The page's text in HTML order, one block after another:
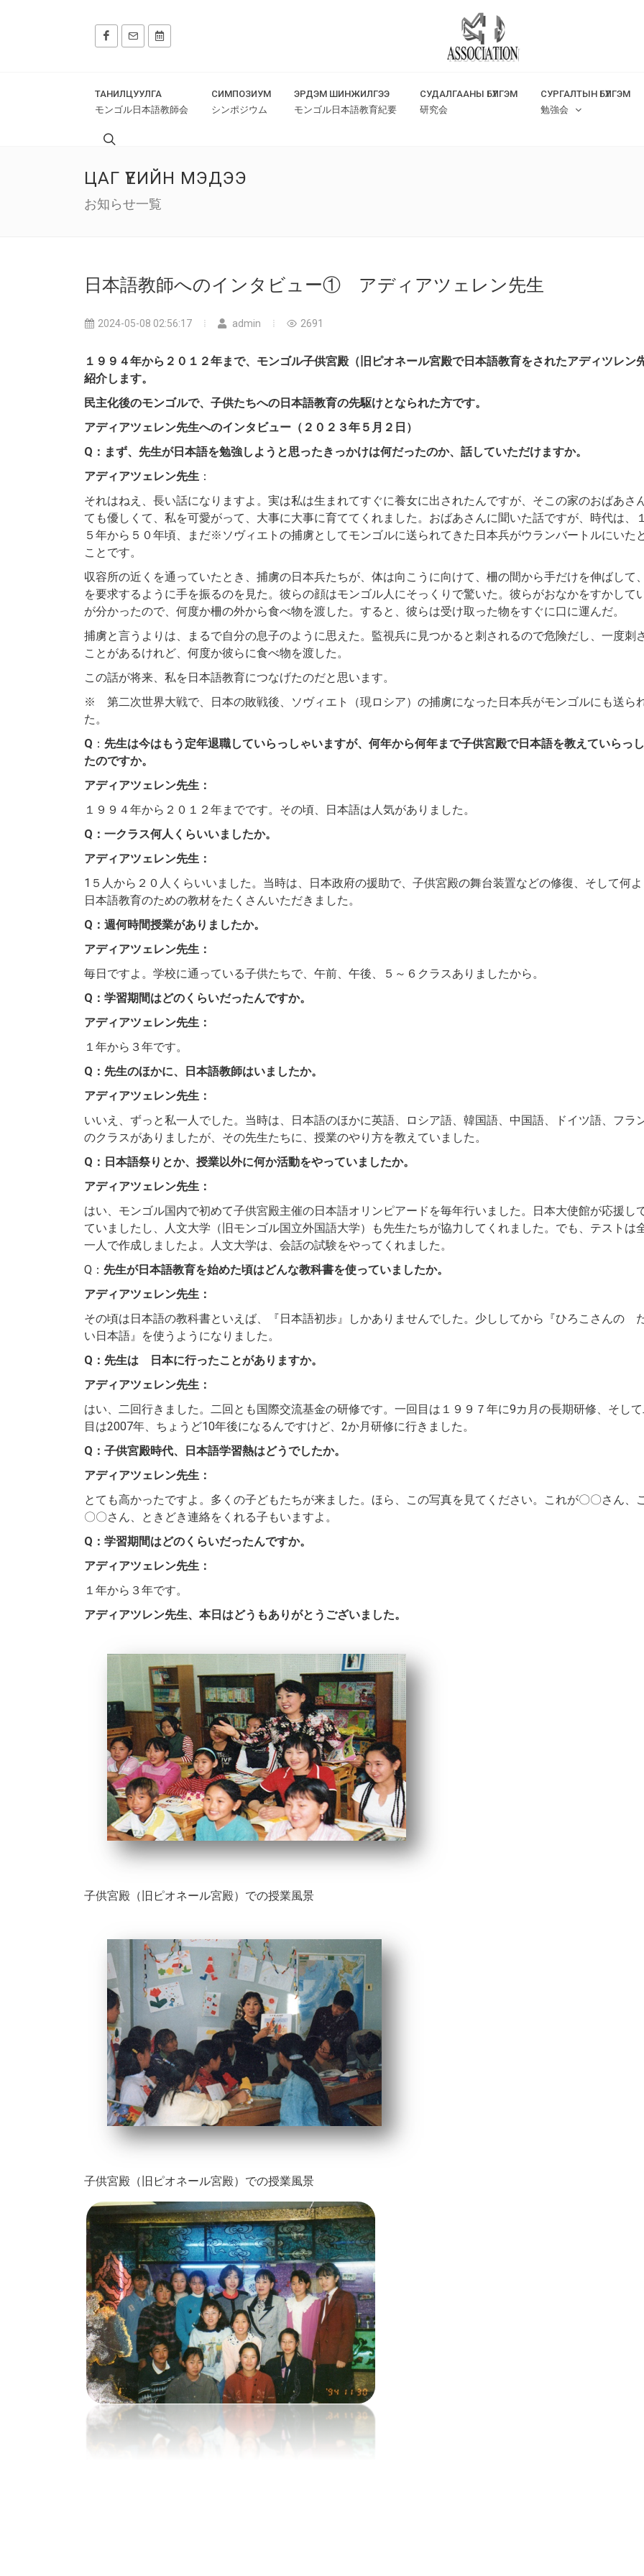
ТАНИЛЦУУЛГА
モンゴル日本語教師会
СИМПОЗИУМ
シンポジウム
ЭРДЭМ ШИНЖИЛГЭЭ
モンゴル日本語教育紀要
СУДАЛГААНЫ БҮЛГЭМ
研究会
СУРГАЛТЫН БҮЛГЭМ
勉強会
ЦАГ ҮЕИЙН МЭДЭЭ
お知らせ一覧
日本語教師へのインタビュー① アディアツェレン先生
2024-05-08 02:56:17 admin 2691
１９９４年から２０１２年まで、モンゴル子供宮殿（旧ピオネール宮殿で日本語教育をされたアディツレン
紹介します。
民主化後のモンゴルで、子供たちへの日本語教育の先駆けとなられた方です。
アディアツェレン先生へのインタビュー（２０２３年５月２日）
Q：まず、先生が日本語を勉強しようと思ったきっかけは何だったのか、話していただけますか。
アディアツェレン先生 ：
それはねえ、長い話になりますよ。実は私は生まれてすぐに養女に出されたんですが、そこの家のおばあさ
ても優しくて、私を可愛がって、大事に大事に育ててくれました。おばあさんに聞いた話ですが、時代は、
５年から５０年頃、まだ※ソヴィエトの捕虜としてモンゴルに送られてきた日本兵がウランバートルにいた
ことです。
収容所の近くを通っていたとき、捕虜の日本兵たちが、体は向こうに向けて、柵の間から手だけを伸ばして
を要求するように手を振るのを見た。彼らの顔はモンゴル人にそっくりで驚いた。彼らがおなかをすかして
が分かったので、何度か柵の外から食べ物を渡した。すると、彼らは受け取った物をすぐに口に運んだ。
捕虜と言うよりは、まるで自分の息子のように思えた。監視兵に見つかると刺されるので危険だし、一度刺
ことがあるけれど、何度か彼らに食べ物を渡した。
この話が将来、私を日本語教育につなげたのだと思います。
※ 第二次世界大戦で、日本の敗戦後、ソヴィエト（現ロシア）の捕虜になった日本兵がモンゴルにも送ら
た。
Q ： 先生は今はもう定年退職していらっしゃいますが、何年から何年まで子供宮殿で日本語を教えていらっ
たのですか。
アディアツェレン先生：
１９９４年から２０１２年までです。その頃、日本語は人気がありました。
Q：一クラス何人くらいいましたか。
アディアツェレン先生：
1５人から２０人くらいいました。当時は、日本政府の援助で、子供宮殿の舞台装置などの修復、そして何よ
日本語教育のための教材をたくさんいただきました。
Q：週何時間授業がありましたか。
アディアツェレン先生：
毎日ですよ。学校に通っている子供たちで、午前、午後、５～６クラスありましたから。
Q：学習期間はどのくらいだったんですか。
アディアツェレン先生：
１年から３年です。
Q：先生のほかに、日本語教師はいましたか。
アディアツェレン先生：
いいえ、ずっと私一人でした。当時は、日本語のほかに英語、ロシア語、韓国語、中国語、ドイツ語、フラ
のクラスがありましたが、その先生たちに、授業のやり方を教えていました。
Q：日本語祭りとか、授業以外に何か活動をやっていましたか。
アディアツェレン先生：
はい、モンゴル国内で初めて子供宮殿主催の日本語オリンピアードを毎年行いました。日本大使館が応援し
ていましたし、人文大学（旧モンゴル国立外国語大学）も先生たちが協力してくれました。でも、テストは
一人で作成しましたよ。人文大学は、会話の試験をやってくれました。
Q： 先生が日本語教育を始めた頃はどんな教科書を使っていましたか。
アディアツェレン先生：
その頃は日本語の教科書といえば、『日本語初歩』しかありませんでした。少ししてから『ひろこさんの
い日本語』を使うようになりました。
Q：先生は 日本に行ったことがありますか。
アディアツェレン先生：
はい、二回行きました。二回とも国際交流基金の研修です。一回目は１９９７年に9カ月の長期研修、そして
目は2007年、ちょうど10年後になるんですけど、2か月研修に行きました。
Q：子供宮殿時代、日本語学習熱はどうでしたか。
アディアツェレン先生：
とても高かったですよ。多くの子どもたちが来ました。ほら、この写真を見てください。これが〇〇さん、
〇〇さん、ときどき連絡をくれる子もいますよ。
Q：学習期間はどのくらいだったんですか。
アディアツェレン先生：
１年から３年です。
アディアツレン先生、本日はどうもありがとうございました。
子供宮殿（旧ピオネール宮殿）での授業風景
子供宮殿（旧ピオネール宮殿）での授業風景